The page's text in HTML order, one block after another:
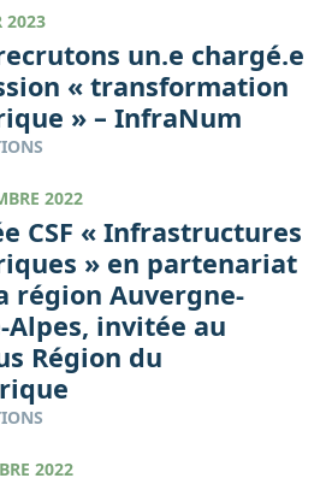
2023
un.e chargé.e
« transformation
» – InfraNum
2022
CSF « Infrastructures
» en partenariat
région Auvergne-
Alpes, invitée au
Région du
2022